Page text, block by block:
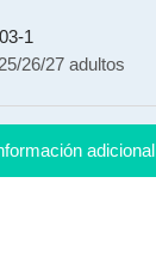
1
26/27 adultos
adicional